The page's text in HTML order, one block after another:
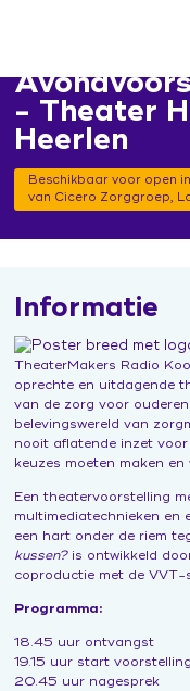
Home
Het programma
Bekwaam is
Leerwerkplaats
Onderzoek
Podcast
ZorgenInBeeld
Leertraject
In gesprek
Campagne 'Jij
In gesprek over
Expo 'Toekomst
Hoe Dan?
'Mag ik je
Praat vandaag
Aan de slag
Ontwerp de
Sociale Veiligheid
Werkboek Over
Contacten en
Zorg voor
Contact
Inloggen
- Theater
Heerlen
Beschikbaar voor open
van Cicero Zorggroep,
Informatie
TheaterMakers Radio
oprechte en uitdagende
van de zorg voor
belevingswereld van
nooit aflatende inzet voor
keuzes moeten maken
Een theatervoorstelling
multimediatechnieken en
een hart onder de riem
kussen?is ontwikkeld
coproductie met de VVT-
Programma:
18.45 uur ontvangst
19.15 uur start voorstelling
20.45 uur nagesprek